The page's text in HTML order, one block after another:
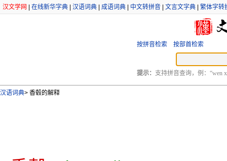
汉文学网 在线新华字典 汉语词典 成语词典 中文转拼音 文言文字典 繁体字转
按拼音检索 按部首检索
提示： 支持拼音查询，例：“wen
汉语词典> 香毂的解释